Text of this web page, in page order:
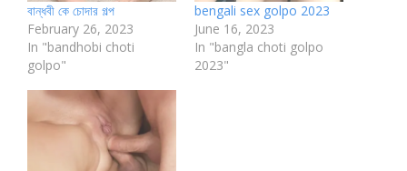
বান্ধবী কে চোদার গল্প
February 26, 2023
In "bandhobi choti
golpo"
bengali sex golpo 2023
June 16, 2023
In "bangla choti golpo
2023"